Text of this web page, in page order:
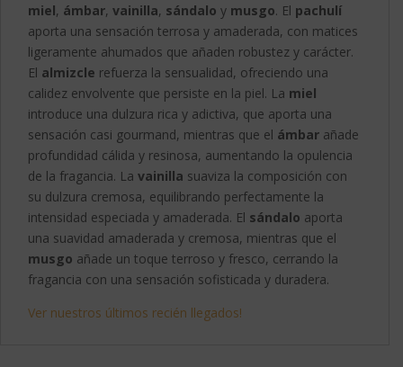
miel, ámbar, vainilla, sándalo y musgo. El pachulí
aporta una sensación terrosa y amaderada, con matices
ligeramente ahumados que añaden robustez y carácter.
El almizcle refuerza la sensualidad, ofreciendo una
calidez envolvente que persiste en la piel. La miel
introduce una dulzura rica y adictiva, que aporta una
sensación casi gourmand, mientras que el ámbar añade
profundidad cálida y resinosa, aumentando la opulencia
de la fragancia. La vainilla suaviza la composición con
su dulzura cremosa, equilibrando perfectamente la
intensidad especiada y amaderada. El sándalo aporta
una suavidad amaderada y cremosa, mientras que el
musgo añade un toque terroso y fresco, cerrando la
fragancia con una sensación sofisticada y duradera.
Ver nuestros últimos recién llegados!